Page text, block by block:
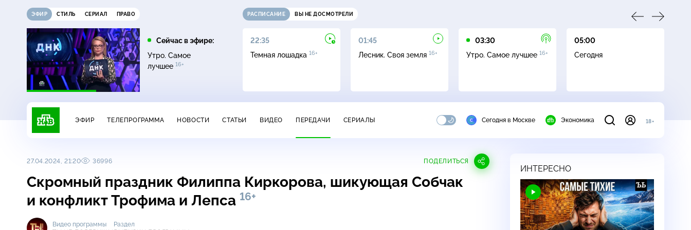
ЭФИР СТИЛЬ СЕРИАЛ ПРАВО
Сейчас в эфире:
Утро. Самое
лучшее 16+
РАСПИСАНИЕ ВЫ НЕ ДОСМОТРЕЛИ
21:15
Сегодня
21:30
Неизвестная Россия
22:35
Темная лошадка 16+
01:45
Лесник. Своя земля 16+
03:30
Утро. Самое лучшее 16+
05:00
Сегодня
ЭФИР ТЕЛЕПРОГРАММА НОВОСТИ СТАТЬИ ВИДЕО ПЕРЕДАЧИ СЕРИАЛЫ Сегодня в Москве Экономика 18+
27.04.2024, 21:20 36996 ПОДЕЛИТЬСЯ
Скромный праздник Филиппа Киркорова, шикующая Собчак
и конфликт Трофима и Лепса 16+
Видео программы
Раздел
ИНТЕРЕСНО